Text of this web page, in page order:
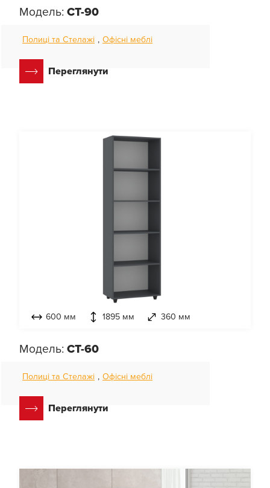
Модель: СТ-90
Полиці та Стелажі , Офісні меблі
Переглянути
600 мм 1895 мм 360 мм
Модель: СТ-60
Полиці та Стелажі , Офісні меблі
Переглянути